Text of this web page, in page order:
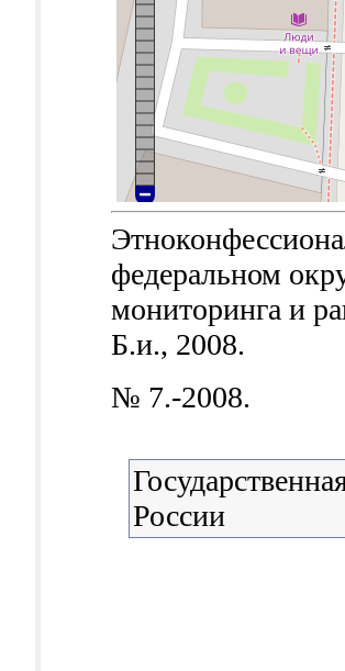
федеральном
мониторинга и
Б.и., 2008.
№ 7.-2008.
России